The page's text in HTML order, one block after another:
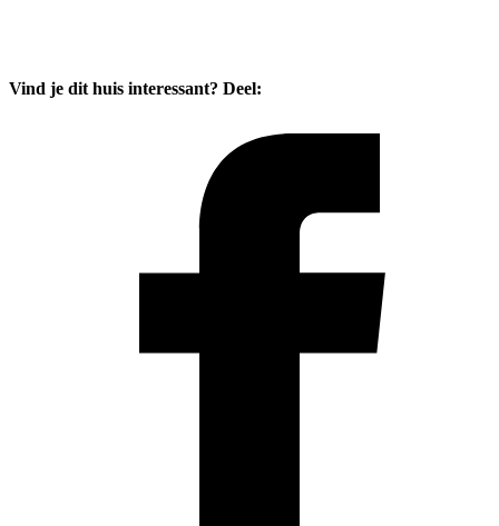
Vind je dit huis interessant? Deel: